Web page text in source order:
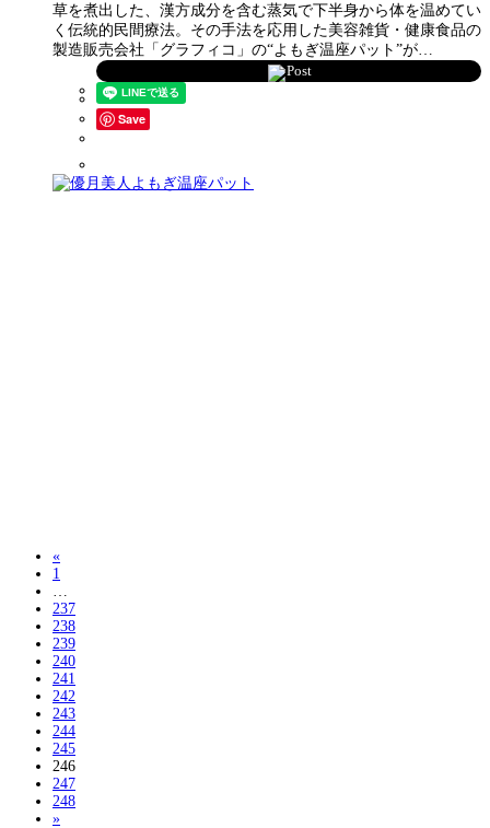
草を煮出した、漢方成分を含む蒸気で下半身から体を温めてい
く伝統的民間療法。その手法を応用した美容雑貨・健康食品の
製造販売会社「グラフィコ」の“よもぎ温座パット”が…
Post
Save
«
1
237
238
239
240
241
242
243
244
245
246
247
248
»